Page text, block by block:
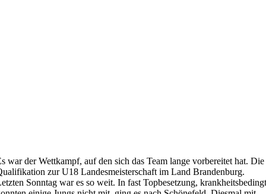
war der Wettkampf, auf den sich das Team lange vorbereitet hat. Die
zur U18 Landesmeisterschaft im Land Brandenburg.
Sonntag war es so weit. In fast Topbesetzung, krankheitsbedingt